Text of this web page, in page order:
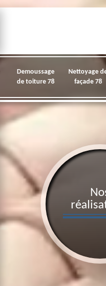
Demoussage
de toiture 78
Nettoyage
façade 78